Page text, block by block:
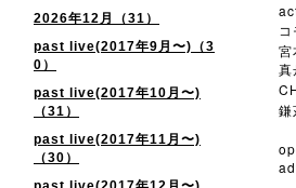
2026年12月（31）
past live(2017年9月〜)（3
0）
past live(2017年10月〜)
（31）
past live(2017年11月〜)
（30）
コ
宮
真
鎌